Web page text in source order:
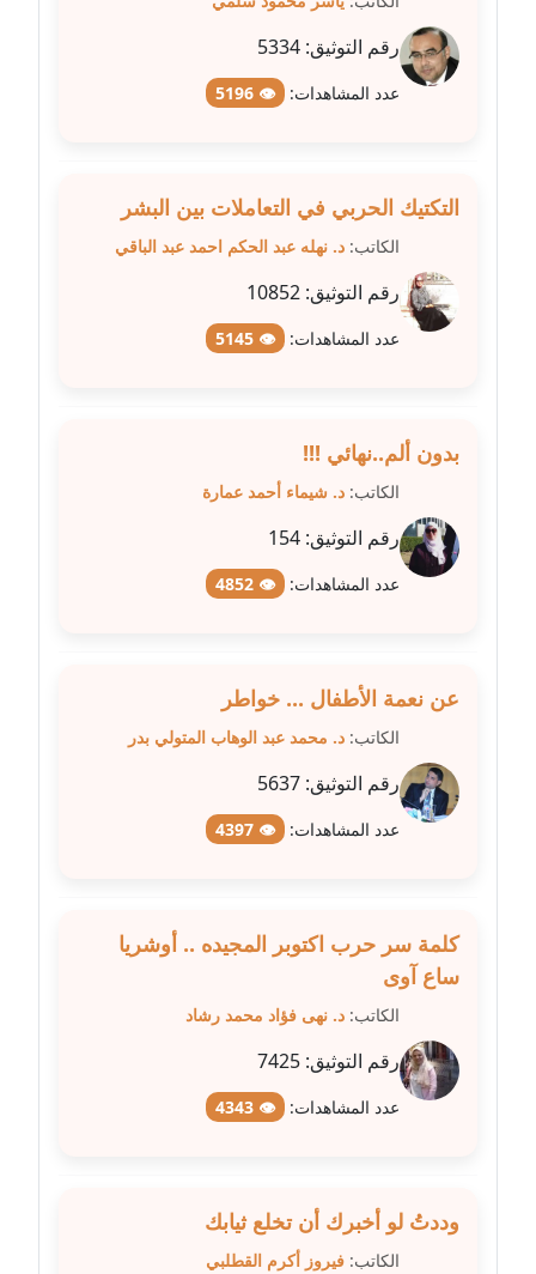
مدونة عبد الوهاب بدر
عاملة
مدونة عبير سعد
مدونة عبير عبد الرحيم (ماعت)
عاملة
عاملة
مدونة عبير محمد
عاملة
مدونة عبير مصطفى
مدونة عزة الأمير
عاملة
مدونة عزة بركة
عاملة
مدونة عفاف حسين
مدونة علا ابو السعادات
عاملة
مدونة علا الأزوك
مدونة علاء سرحان
عاملة
رقم التوثيق: 5334
عدد المشاهدات: 👁 5196
التكتيك الحربي في التعاملات بين البشر
الكاتب: د. نهله عبد الحكم احمد عبد الباقي
رقم التوثيق: 10852
عدد المشاهدات: 👁 5145
بدون ألم..نهائي !!!
الكاتب: د. شيماء أحمد عمارة
رقم التوثيق: 154
عدد المشاهدات: 👁 4852
عن نعمة الأطفال ... خواطر
الكاتب: د. محمد عبد الوهاب المتولي بدر
رقم التوثيق: 5637
عدد المشاهدات: 👁 4397
كلمة سر حرب اكتوبر المجيده .. أوشريا
ساع آوى
الكاتب: د. نهى فؤاد محمد رشاد
رقم التوثيق: 7425
عدد المشاهدات: 👁 4343
وددتُ لو أخبرك أن تخلع ثيابك
الكاتب: فيروز أكرم القطلبي